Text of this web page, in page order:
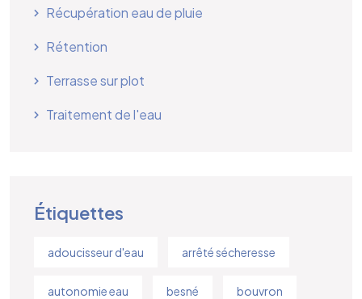
Récupération eau de pluie
Rétention
Terrasse sur plot
Traitement de l'eau
Étiquettes
adoucisseur d'eau arrêté sécheresse
autonomie eau besné bouvron